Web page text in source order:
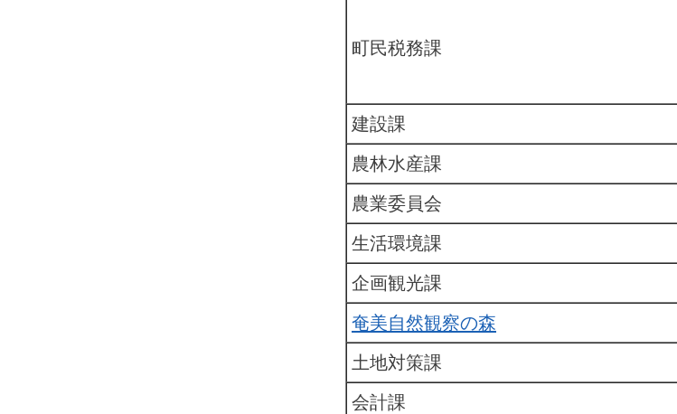
町民税務課
建設課
農林水産課
農業委員会
生活環境課
企画観光課
奄美自然観察の森
土地対策課
会計課